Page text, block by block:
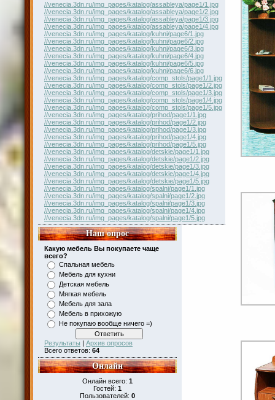
//venecia.3dn.ru/img_pages/katalog/assableya/page1/1.jpg
//venecia.3dn.ru/img_pages/katalog/assableya/page1/2.jpg
//venecia.3dn.ru/img_pages/katalog/assableya/page1/3.jpg
//venecia.3dn.ru/img_pages/katalog/assableya/page1/4.jpg
//venecia.3dn.ru/img_pages/katalog/kuhni/page6/1.jpg
//venecia.3dn.ru/img_pages/katalog/kuhni/page6/2.jpg
//venecia.3dn.ru/img_pages/katalog/kuhni/page6/3.jpg
//venecia.3dn.ru/img_pages/katalog/kuhni/page6/4.jpg
//venecia.3dn.ru/img_pages/katalog/kuhni/page6/5.jpg
//venecia.3dn.ru/img_pages/katalog/kuhni/page6/6.jpg
//venecia.3dn.ru/img_pages/katalog/comp_stols/page1/1.jpg
//venecia.3dn.ru/img_pages/katalog/comp_stols/page1/2.jpg
//venecia.3dn.ru/img_pages/katalog/comp_stols/page1/3.jpg
//venecia.3dn.ru/img_pages/katalog/comp_stols/page1/4.jpg
//venecia.3dn.ru/img_pages/katalog/comp_stols/page1/5.jpg
//venecia.3dn.ru/img_pages/katalog/prihod/page1/1.jpg
//venecia.3dn.ru/img_pages/katalog/prihod/page1/2.jpg
//venecia.3dn.ru/img_pages/katalog/prihod/page1/3.jpg
//venecia.3dn.ru/img_pages/katalog/prihod/page1/4.jpg
//venecia.3dn.ru/img_pages/katalog/prihod/page1/5.jpg
//venecia.3dn.ru/img_pages/katalog/detskie/page1/1.jpg
//venecia.3dn.ru/img_pages/katalog/detskie/page1/2.jpg
//venecia.3dn.ru/img_pages/katalog/detskie/page1/3.jpg
//venecia.3dn.ru/img_pages/katalog/detskie/page1/4.jpg
//venecia.3dn.ru/img_pages/katalog/detskie/page1/5.jpg
//venecia.3dn.ru/img_pages/katalog/spalni/page1/1.jpg
//venecia.3dn.ru/img_pages/katalog/spalni/page1/2.jpg
//venecia.3dn.ru/img_pages/katalog/spalni/page1/3.jpg
//venecia.3dn.ru/img_pages/katalog/spalni/page1/4.jpg
//venecia.3dn.ru/img_pages/katalog/spalni/page1/5.jpg
Наш опрос
Какую мебель Вы покупаете чаще
всего?
Спальная мебель
Мебель для кухни
Детская мебель
Мягкая мебель
Мебель для зала
Мебель в прихожую
Не покупаю вообще ничего =)
Результаты | Архив опросов
Всего ответов: 64
Онлайн
Онлайн всего: 1
Гостей: 1
Пользователей: 0